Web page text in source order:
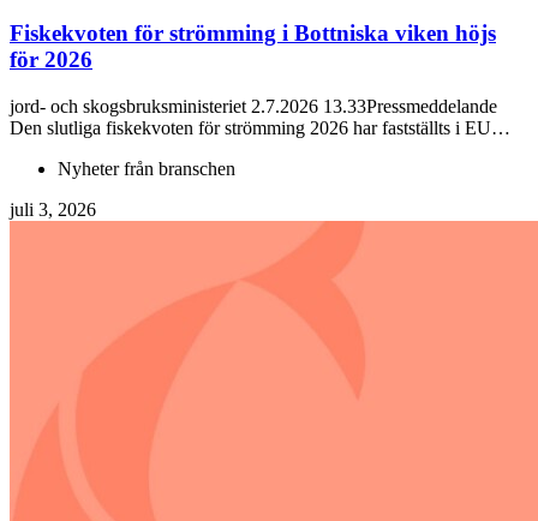
Fiskekvoten för strömming i Bottniska viken höjs
för 2026
jord- och skogsbruksministeriet 2.7.2026 13.33Pressmeddelande
Den slutliga fiskekvoten för strömming 2026 har fastställts i EU…
Nyheter från branschen
juli 3, 2026